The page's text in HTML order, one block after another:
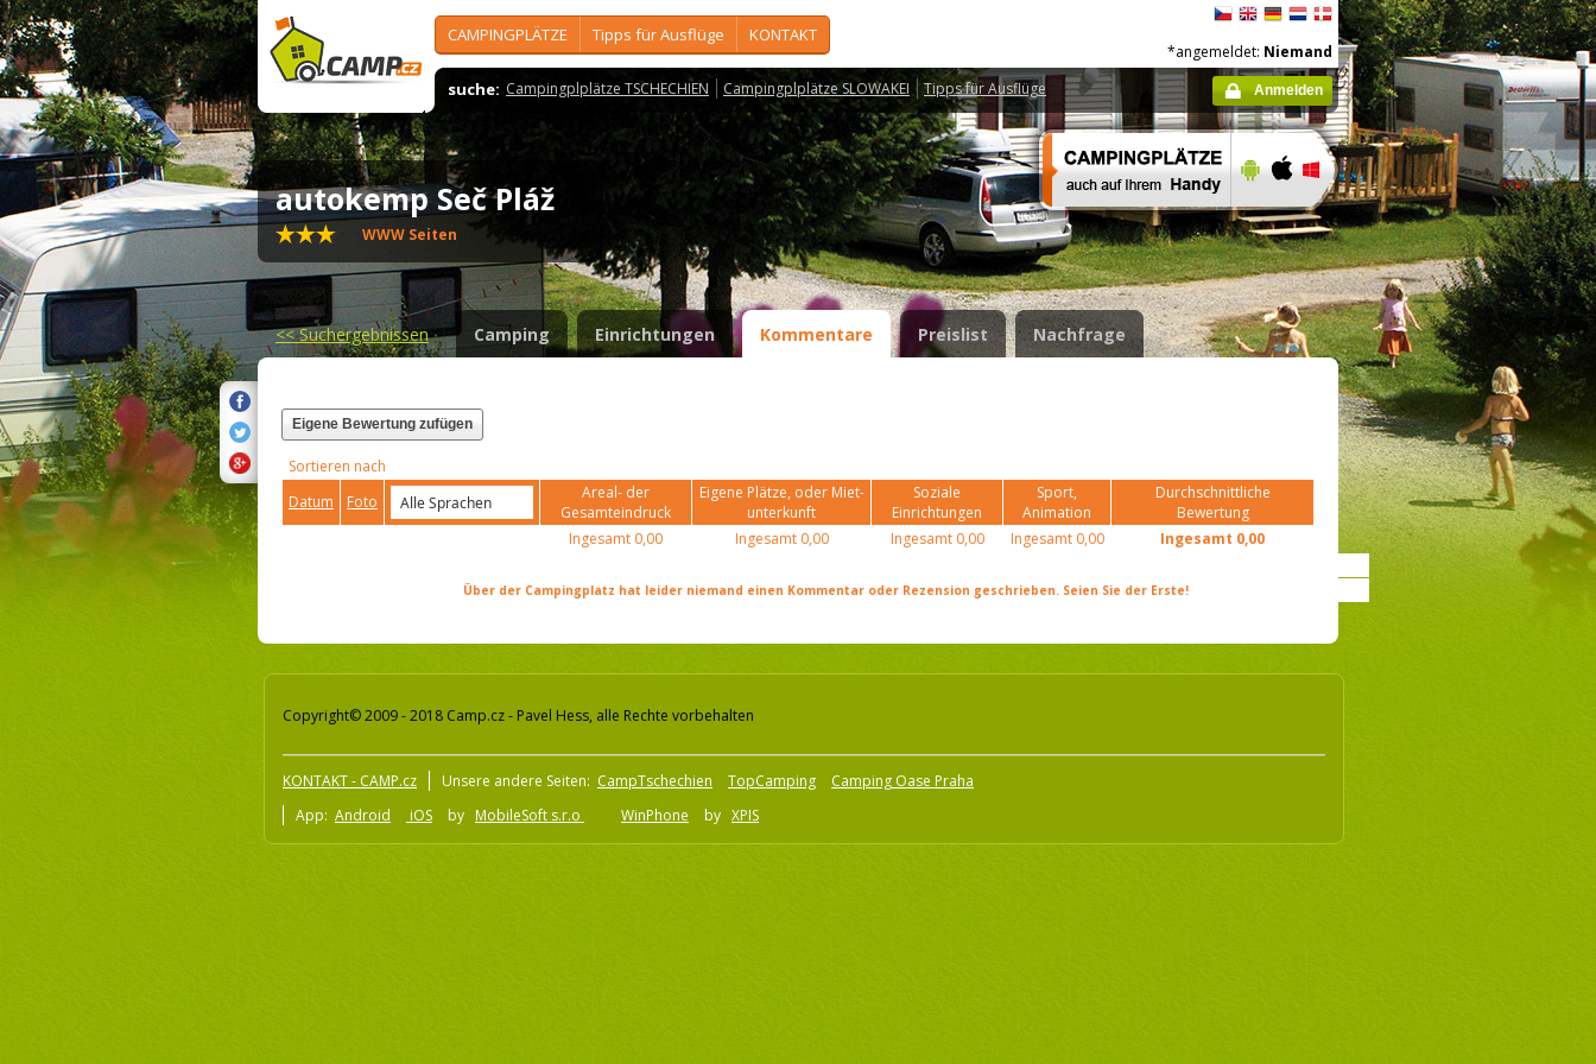
CAMPINGPLÄTZE Tipps für Ausflüge KONTAKT
suche: Campingplplätze TSCHECHIEN Campingplplätze SLOWAKEI Tipps für Ausflüge
*angemeldet: Niemand
Anmelden
autokemp Seč Pláž
WWW Seiten
<<Suchergebnissen Camping Einrichtungen Kommentare Preislist Nachfrage
Eigene Bewertung zufügen
Sortieren nach
Datum
Foto
Areal- der
Gesamteindruck
Eigene Plätze, oder Miet-
unterkunft
Soziale
Einrichtungen
Sport,
Animation
Durchschnittliche
Bewertung
Ingesamt 0,00 Ingesamt0,00 Ingesamt0,00 Ingesamt0,00 Ingesamt 0,00
Über der Campingplatz hat leider niemand einen Kommentar oder Rezension geschrieben. Seien Sie der Erste!
Copyright© 2009 - 2018 Camp.cz - Pavel Hess, alle Rechte vorbehalten
KONTAKT - CAMP.cz Unsere andere Seiten: CampTschechien TopCamping
Camping Oase Praha
App: Android iOS by MobileSoft s.r.o WinPhone by XPIS